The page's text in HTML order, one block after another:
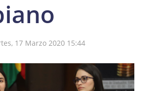
17 Marzo 2020 15:44